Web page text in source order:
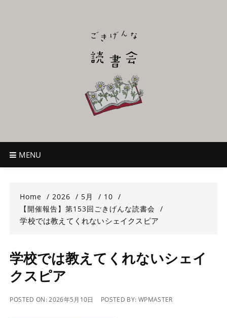
ごきげんな読
~児童書好き主催者によるオールジャンルOK！のんびり読書会~
MENU
Home 2026 5月
10
【開催報告】第153回ごきげんな読書会
学校では教えてくれないシェイクスピア
学校では教えてくれないシェイ
クスピア
POSTED ON:2026年5月10日 POSTED BY: WPMASTER